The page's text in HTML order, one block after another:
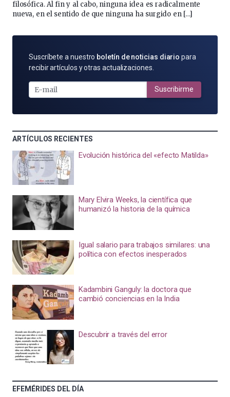
filosófica. Al fin y al cabo, ninguna idea es radicalmente
nueva, en el sentido de que ninguna ha surgido en […]
SUSCRÍBETE
POR
MAIL
Suscríbete a nuestro boletín de noticias diario para
recibir artículos y otras actualizaciones.
Suscribirme
ARTÍCULOS RECIENTES
Evolución histórica del «efecto Matilda»
Mary Elvira Weeks, la científica que
humanizó la historia de la química
Igual salario para trabajos similares: una
política con efectos inesperados
Kadambini Ganguly: la doctora que
cambió conciencias en la India
Descubrir a través del error
EFEMÉRIDES DEL DÍA